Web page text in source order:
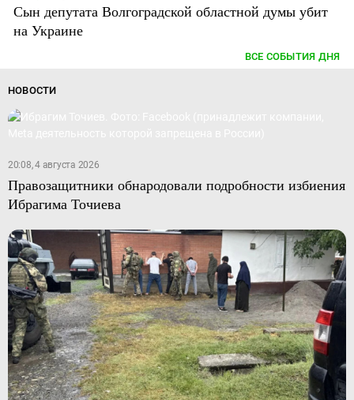
Сын депутата Волгоградской областной думы убит
на Украине
ВСЕ СОБЫТИЯ ДНЯ
НОВОСТИ
20:08, 4 августа 2026
Правозащитники обнародовали подробности избиения
Ибрагима Точиева